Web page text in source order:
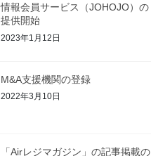
情報会員サービス（JOHOJO）の
提供開始
2023年1月12日
M&A支援機関の登録
2022年3月10日
「Airレジマガジン」の記事掲載の